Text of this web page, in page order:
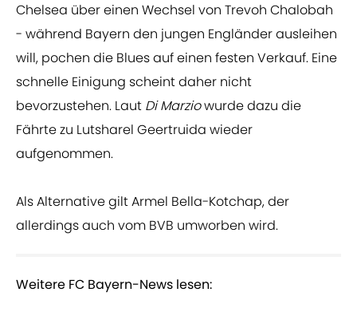
Chelsea über einen Wechsel von Trevoh Chalobah
- während Bayern den jungen Engländer ausleihen
will, pochen die Blues auf einen festen Verkauf. Eine
schnelle Einigung scheint daher nicht
bevorzustehen. Laut Di Marziowurde dazu die
Fährte zu Lutsharel Geertruida wieder
aufgenommen.
Als Alternative gilt Armel Bella-Kotchap, der
allerdings auch vom BVB umworben wird.
Weitere FC Bayern-News lesen: